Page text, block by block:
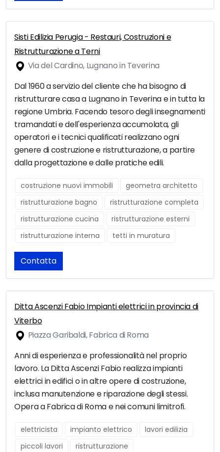
Sisti Edilizia Perugia - Restauri, Costruzioni e
Ristrutturazione a Terni
Via del Cardino, Lugnano in Teverina
Dal 1960 a servizio del cliente che ha bisogno di
ristrutturare casa a Lugnano in Teverina e in tutta la
regione Umbria. Facendo tesoro degli insegnamenti
tramandati e dell'esperienza accumolata, gli
operatori e i tecnici qualificati realizzano ogni
genere di costruzione e ristrutturazione, a partire
dalla progettazione e dalle pratiche edili.
costruzione nuovi immobili
geometra architetto
ristrutturazione bagno
ristrutturazione completa
ristrutturazione cucina
ristrutturazione esterni
ristrutturazione interna
tetti in muratura
Contatta
Ditta Ascenzi Fabio Impianti elettrici in provincia di
Viterbo
Piazza Garibaldi, Fabrica di Roma
Anni di esperienza e professionalità nel proprio
lavoro. La Ditta Ascenzi Fabio realizza impianti
elettrici in edifici o in altre opere di costruzione,
inclusa manutenzione e riparazione degli stessi.
Opera a Fabrica di Roma e nei comuni limitrofi.
elettricista impianto elettrico
lavori edilizia
piccoli lavori
ristrutturazione